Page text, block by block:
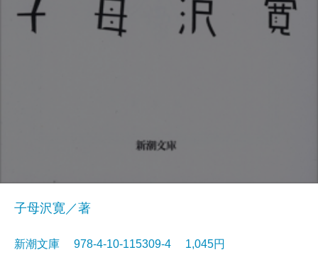
子母沢寛／著
新潮文庫 978-4-10-115309-4 1,045円